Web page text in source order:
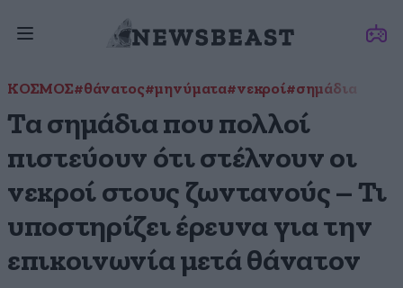
ΚΟΣΜΟΣ#θάνατος#μηνύματα#νεκροί#σημάδια
Τα σημάδια που πολλοί
πιστεύουν ότι στέλνουν οι
νεκροί στους ζωντανούς – Τι
υποστηρίζει έρευνα για την
επικοινωνία μετά θάνατον